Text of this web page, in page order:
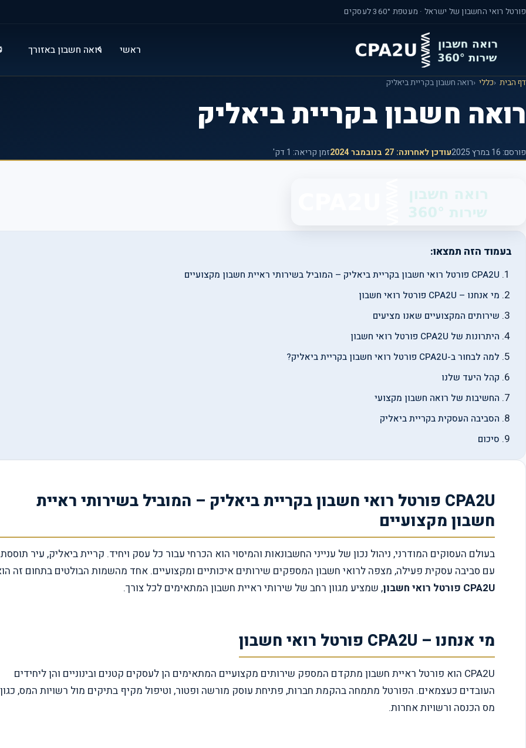
דילוג
המרכזי
פורטל רואי החשבון של ישראל · מעטפת 360° לעסקים
ראשי רואה חשבון באזורך
דף הבית כללי רואה חשבון בקריית ביאליק
רואה חשבון בקריית ביאליק
פורסם: 16 במרץ 2025 עודכן לאחרונה: 27 בנובמבר 2024 זמן קריאה: 1 דק'
בעמוד הזה תמצאו:
CPA2U פורטל רואי חשבון בקריית ביאליק – המוביל בשירותי ראיית חשבון מקצועיים
מי אנחנו – CPA2U פורטל רואי חשבון
שירותים המקצועיים שאנו מציעים
היתרונות של CPA2U פורטל רואי חשבון
למה לבחור ב-CPA2U פורטל רואי חשבון בקריית ביאליק?
קהל היעד שלנו
החשיבות של רואה חשבון מקצועי
הסביבה העסקית בקריית ביאליק
סיכום
CPA2U פורטל רואי חשבון בקריית ביאליק – המוביל בשירותי ראיית
חשבון מקצועיים
בעולם העסוקים המודרני, ניהול נכון של ענייני החשבונאות והמיסוי הוא הכרחי עבור כל עסק ויחיד. קריית ביאליק, עיר תוססת
עם סביבה עסקית פעילה, מצפה לרואי חשבון המספקים שירותים איכותיים ומקצועיים. אחד מהשמות הבולטים בתחום זה
CPA2U פורטל רואי חשבון
, שמציע מגוון רחב של שירותי ראיית חשבון המתאימים לכל צורך.
מי אנחנו – CPA2U פורטל רואי חשבון
CPA2U הוא פורטל ראיית חשבון מתקדם המספק שירותים מקצועיים המתאימים הן לעסקים קטנים ובינוניים והן ליחידים
העובדים כעצמאים. הפורטל מתמחה בהקמת חברות, פתיחת עוסק מורשה ופטור, וטיפול מקיף בתיקים מול רשויות המס, כגון
מס הכנסה ורשויות אחרות.